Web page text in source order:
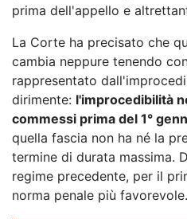
prima dell'appello e
La Corte ha precisato che
cambia neppure tenendo
rappresentato
dirimente: l'improcedibilità
commessi prima del 1°
quella fascia non ha né la
termine di durata massima.
regime precedente, per il
norma penale più favorevole.